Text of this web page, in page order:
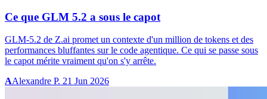
Ce que GLM 5.2 a sous le capot
GLM-5.2 de Z.ai promet un contexte d'un million de tokens et des
performances bluffantes sur le code agentique. Ce qui se passe sous
le capot mérite vraiment qu'on s'y arrête.
AAlexandre P. 21 Jun 2026